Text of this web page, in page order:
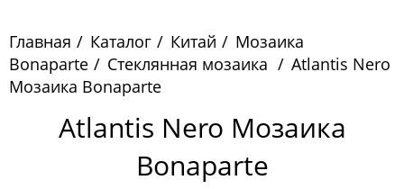
Китай
Pixelmosaic
Зеркала NS Bath
Керамогранит NSceramic
Главная Каталог Китай
Мозаика
Bonaparte
Стеклянная мозаика
Atlantis Nero
Мозаика Bonaparte
Atlantis Nero Мозаика
Bonaparte